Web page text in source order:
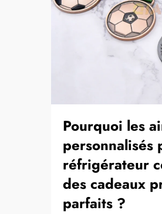
Pourquoi les
personnalisés
réfrigérateur
des cadeaux
parfaits ?